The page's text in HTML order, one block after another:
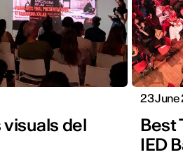
visuals del
23
Best
IED